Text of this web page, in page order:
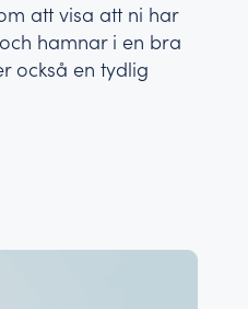
att visa att ni har
hamnar i en bra
också en tydlig